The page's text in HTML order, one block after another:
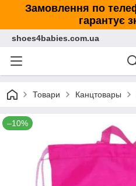
Замовлення по
гарантує
shoes4babies.com.ua
Товари Канцтовары
–10%